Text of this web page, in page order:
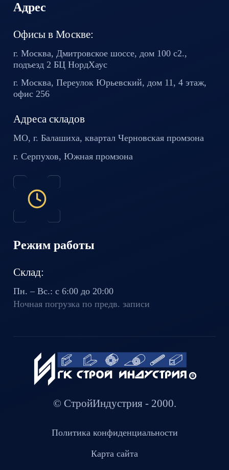
Адрес
Офисы в Москве:
г. Москва, Дмитровское шоссе, дом 100 с2.,
подъезд 2 БЦНордХаус
г. Москва, Переулок Юрьевский, дом 11, 4 этаж,
офис 256
Адреса складов
МО, г. Балашиха, кварталЧерновская промзона
г. Серпухов, Южная промзона
Режим работы
Склад:
Пн. – Вс.: с 6:00 до 20:00
Ночная погрузка по предв. записи
© СтройИндустрия - 2000.
Политика конфиденциальности
Карта сайта